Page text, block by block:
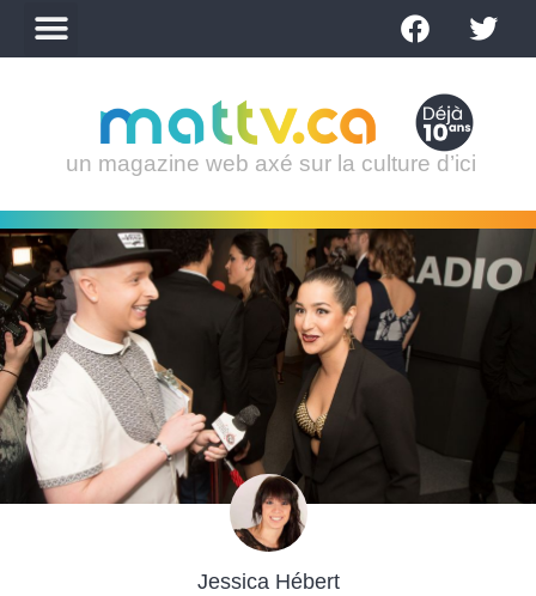
un magazine web axé sur la culture d’ici
Jessica Hébert